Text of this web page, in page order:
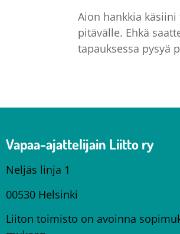
Aion hankkia
pitävälle. Ehkä
tapauksessa pysyä
Vapaa-ajattelijain Liitto ry
Neljäs linja 1
00530 Helsinki
Liiton toimisto on avoinna